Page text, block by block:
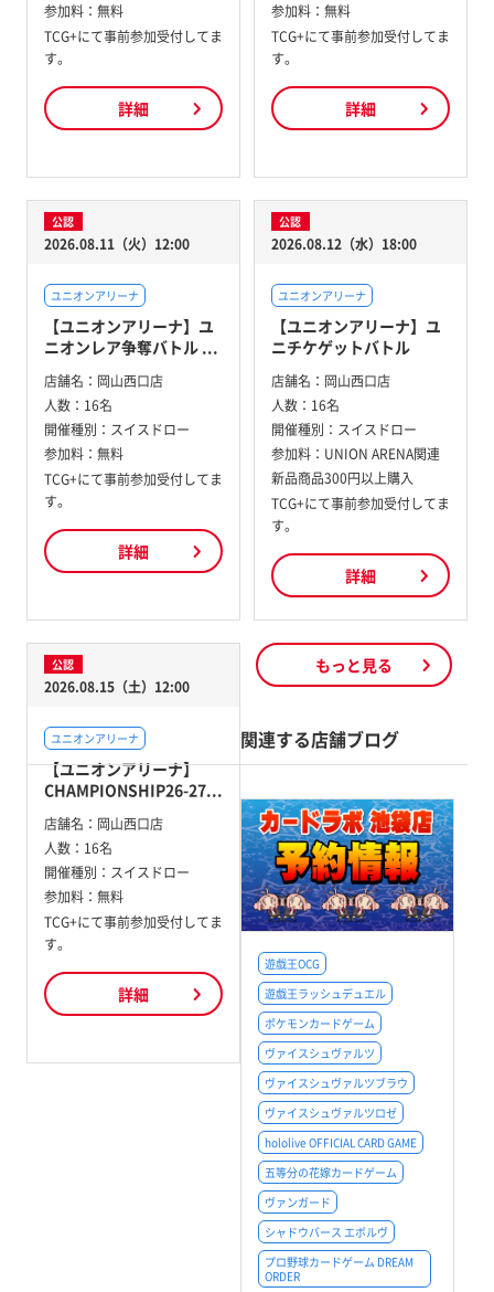
参加料： 無料
TCG+にて事前参加受付してま
す。
詳細
参加料： 無料
TCG+にて事前参加受付してま
す。
詳細
公認
2026.08.11（火）12:00
ユニオンアリーナ
【ユニオンアリーナ】ユ
ニオンレア争奪バトル ...
店舗名： 岡山西口店
人数： 16名
開催種別： スイスドロー
参加料： 無料
TCG+にて事前参加受付してま
す。
詳細
公認
2026.08.12（水）18:00
ユニオンアリーナ
【ユニオンアリーナ】ユ
ニチケゲットバトル
店舗名： 岡山西口店
人数： 16名
開催種別： スイスドロー
参加料： UNION ARENA関連
新品商品300円以上購入
TCG+にて事前参加受付してま
す。
詳細
公認
2026.08.15（土）12:00
ユニオンアリーナ
【ユニオンアリーナ】
CHAMPIONSHIP26-27...
店舗名： 岡山西口店
人数： 16名
開催種別： スイスドロー
参加料： 無料
TCG+にて事前参加受付してま
す。
詳細
もっと見る
関連する店舗ブログ
遊戯王OCG
遊戯王ラッシュデュエル
ポケモンカードゲーム
ヴァイスシュヴァルツ
ヴァイスシュヴァルツブラウ
ヴァイスシュヴァルツロゼ
hololive OFFICIAL CARD GAME
五等分の花嫁カードゲーム
ヴァンガード
シャドウバース エボルヴ
プロ野球カードゲーム DREAM
ORDER